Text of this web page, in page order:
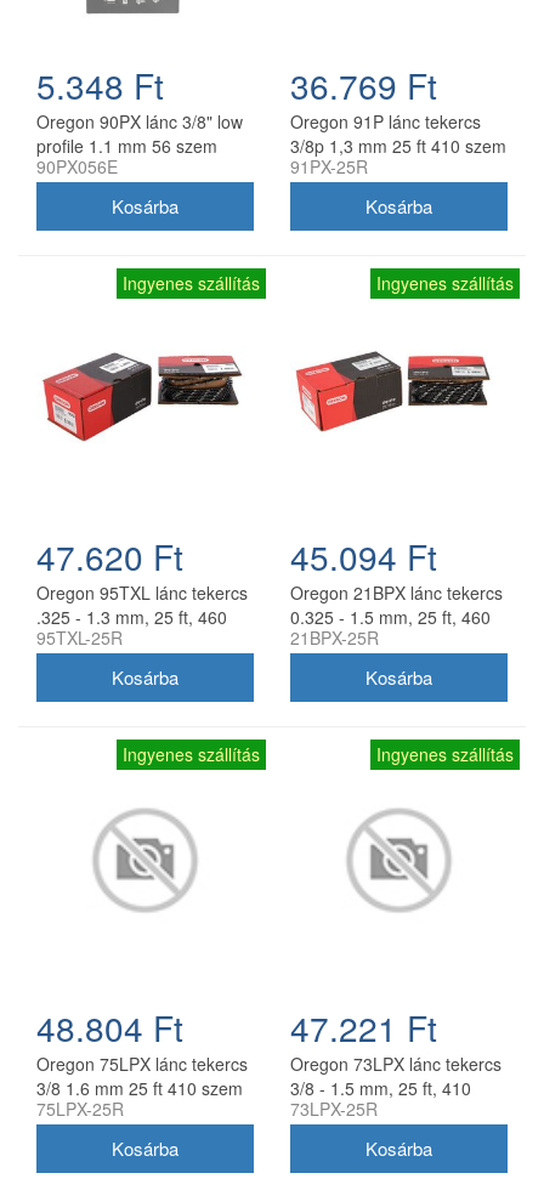
5.348 Ft
Oregon 90PX lánc 3/8" low
profile 1.1 mm 56 szem
90PX056E
36.769 Ft
Oregon 91P lánc tekercs
3/8p 1,3 mm 25 ft 410 szem
91PX-25R
Ingyenes szállítás
47.620 Ft
Oregon 95TXL lánc tekercs
.325 - 1.3 mm, 25 ft, 460
szem
95TXL-25R
Ingyenes szállítás
45.094 Ft
Oregon 21BPX lánc tekercs
0.325 - 1.5 mm, 25 ft, 460
szem
21BPX-25R
Ingyenes szállítás
48.804 Ft
Oregon 75LPX lánc tekercs
3/8 1.6 mm 25 ft 410 szem
75LPX-25R
Ingyenes szállítás
47.221 Ft
Oregon 73LPX lánc tekercs
3/8 - 1.5 mm, 25 ft, 410
szem
73LPX-25R